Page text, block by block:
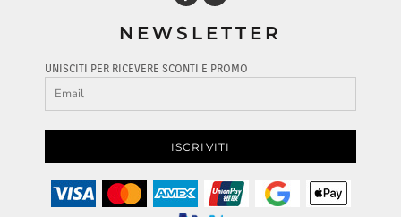
NEWSLETTER
UNISCITI PER RICEVERE SCONTI E PROMO
ISCRIVITI